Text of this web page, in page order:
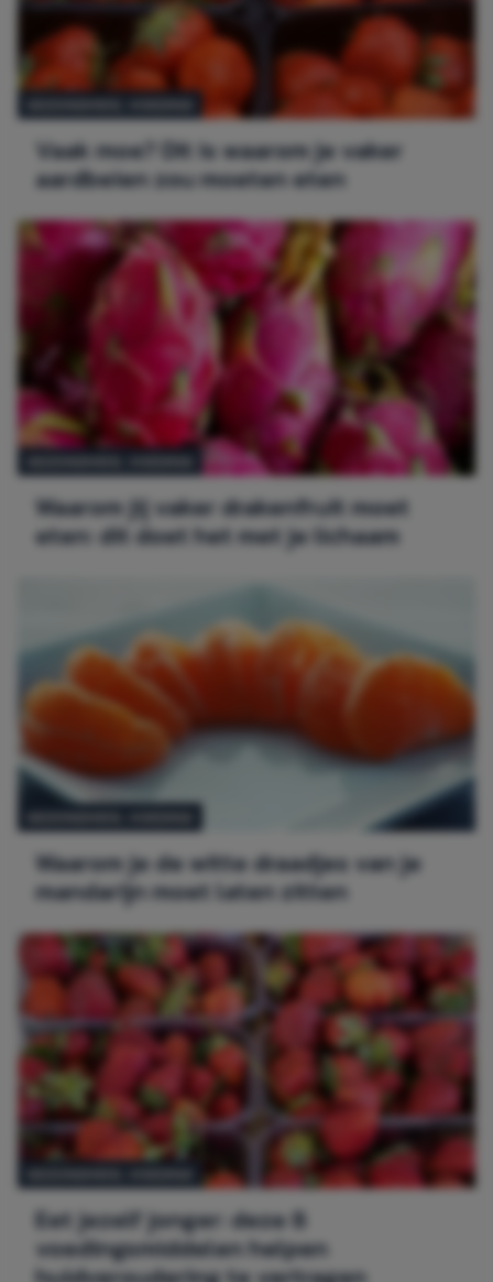
Vaak moe? Dit is waarom je vaker
aardbeien zou moeten eten
Waarom jij vaker drakenfruit moet
eten: dit doet het met je lichaam
Waarom je de witte draadjes van je
mandarijn moet laten zitten
Eet jezelf jonger: deze 8
voedingsmiddelen helpen